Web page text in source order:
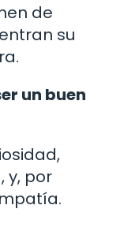
de
su
un buen
y, por